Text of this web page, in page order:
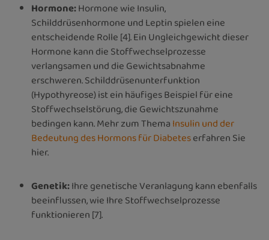
Hormone:Hormone wie Insulin,
Schilddrüsenhormone und Leptin spielen eine
entscheidende Rolle [4]. Ein Ungleichgewicht dieser
Hormone kann die Stoffwechselprozesse
verlangsamen und die Gewichtsabnahme
erschweren. Schilddrüsenunterfunktion
(Hypothyreose) ist ein häufiges Beispiel für eine
Stoffwechselstörung, die Gewichtszunahme
bedingen kann. Mehr zum ThemaInsulin und der
Bedeutung des Hormons für Diabeteserfahren Sie
hier.
Genetik:Ihre genetische Veranlagung kann ebenfalls
beeinflussen, wie Ihre Stoffwechselprozesse
funktionieren [7].